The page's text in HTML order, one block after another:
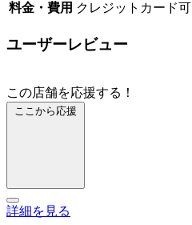
料金・費用 クレジットカード可
ユーザーレビュー
この店舗を応援する！
ここから応援
詳細を見る